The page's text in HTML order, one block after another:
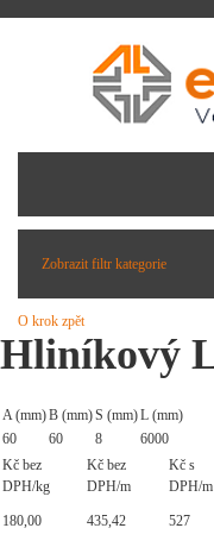
Zobrazit filtr kategorie
O krok zpět
Hliníkový
A (mm)B (mm)S (mm)L (mm)
60
60 8
6000
Kč bez
DPH/kg
Kč bez
DPH/m
Kč s
DPH/m
180,00 435,42 527